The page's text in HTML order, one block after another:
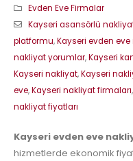
Evden Eve Firmalar
Kayseri asansörlü
platformu,Kayseri evden
nakliyat yorumlar,Kayseri
Kayseri nakliyat,Kayseri
eve,Kayseri nakliyat firmaları,
nakliyat fiyatları
Kayseri evden eve
hizmetlerde ekonomik